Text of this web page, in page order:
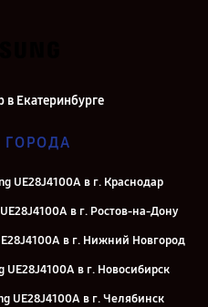
в Екатеринбурге
ГОРОДА
UE28J4100A в г. Краснодар
в г. Ростов-на-Дону
в г. Нижний Новгород
UE28J4100A в г. Новосибирск
UE28J4100A в г. Челябинск